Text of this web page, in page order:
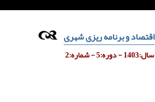
اقتصاد و برنامه ریزی شهری
سال:1403 - دوره:5 - شماره:2